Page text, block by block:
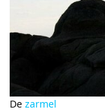
Dezarmel